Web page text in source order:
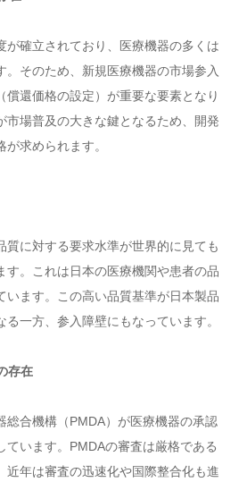
が確立されており、医療機器の多くは
。そのため、新規医療機器の市場参入
償還価格の設定）が重要な要素となり
市場普及の大きな鍵となるため、開発
求められます。
質に対する要求水準が世界的に見ても
す。これは日本の医療機関や患者の品
います。この高い品質基準が日本製品
一方、参入障壁にもなっています。
存在
総合機構（PMDA）が医療機器の承認
ています。PMDAの審査は厳格である
近年は審査の迅速化や国際整合化も進